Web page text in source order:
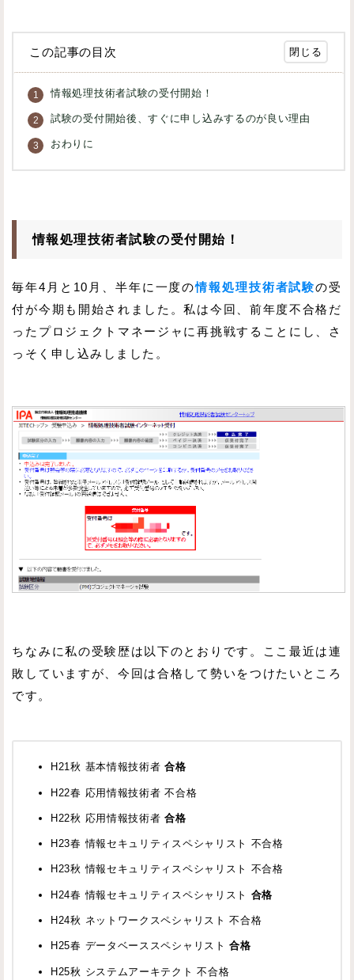
この記事の目次
情報処理技術者試験の受付開始！
試験の受付開始後、すぐに申し込みするのが良い理由
おわりに
情報処理技術者試験の受付開始！
毎年4月と10月、半年に一度の情報処理技術者試験の受
付が今期も開始されました。私は今回、前年度不合格だ
ったプロジェクトマネージャに再挑戦することにし、さ
っそく申し込みしました。
ちなみに私の受験歴は以下のとおりです。ここ最近は連
敗していますが、今回は合格して勢いをつけたいところ
です。
H21秋 基本情報技術者合格
H22春 応用情報技術者 不合格
H22秋 応用情報技術者合格
H23春 情報セキュリティスペシャリスト 不合格
H23秋 情報セキュリティスペシャリスト 不合格
H24春 情報セキュリティスペシャリスト 合格
H24秋 ネットワークスペシャリスト 不合格
H25春 データベーススペシャリスト合格
H25秋 システムアーキテクト 不合格